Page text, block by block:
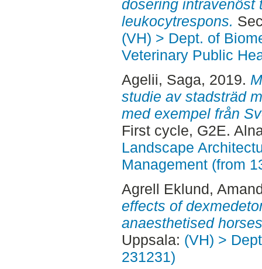
dosering intravenöst
leukocytrespons.
(VH) > Dept. of
Veterinary Public
Agelii, Saga, 2019.
studie av stadsträd
med exempel från
First cycle, G2E.
Landscape
Management (from
Agrell Eklund,
effects of
anaesthetised
Uppsala: (VH) >
231231)